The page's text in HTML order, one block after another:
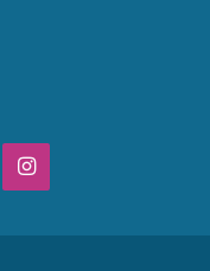
Instagram